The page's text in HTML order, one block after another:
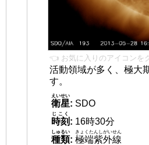
👈 お気に入りのアイコンを
活動領域が多く、極大
す。
衛星
えいせい
: SDO
時刻
じこく
: 16時30分
種類
しゅるい
: 極端紫外線
きょくたんしがいせん